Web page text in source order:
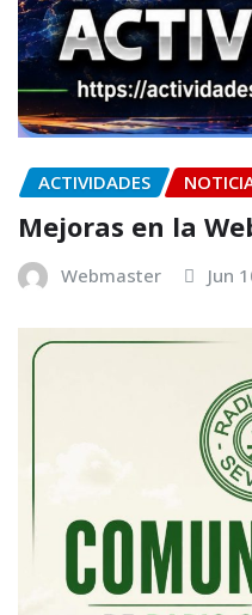
ACTIVIDADES
Mejoras en la
Webmaster Jun